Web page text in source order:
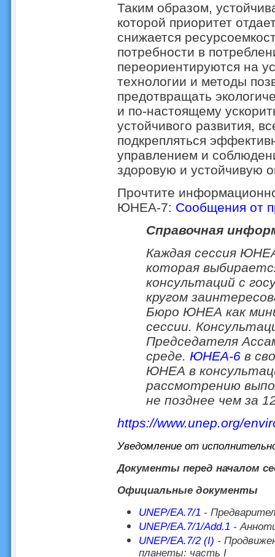
Таким образом,
которой приоритет
снижается
потребности в
переориентируются на
технологии и методы
предотвращать
и по-настоящему
устойчивого развития,
подкрепляться
управлением и
здоровую и устойчивую
Прочтите
ЮНЕА-7: Сообщения от
Справочная
Каждая сессия
которая
консультаций с
кругом
Бюро ЮНЕА как
сессии.
Председателя
среде. ЮНЕА-6в
ЮНЕА в
рассмотрению
не позднее чем за
https://www.unep.org/
Уведомление от
Документы перед началом
Официальные документы
UNEP/EA.7/1 -
UNEP/EA.7/1/Add.1 -
UNEP/EA.7/2 (I) -
планеты: часть I